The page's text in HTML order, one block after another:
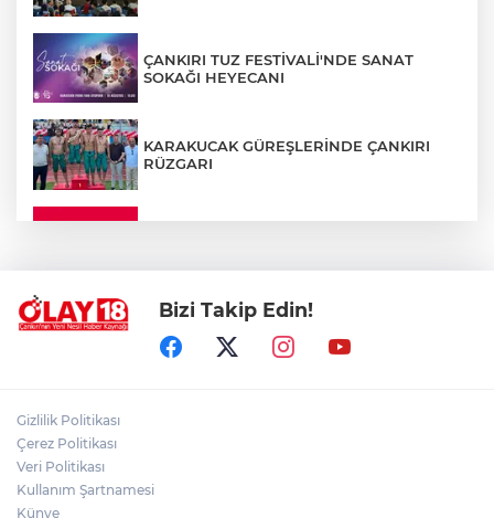
ÇANKIRI TUZ FESTİVALİ'NDE SANAT
SOKAĞI HEYECANI
KARAKUCAK GÜREŞLERİNDE ÇANKIRI
RÜZGARI
ADEM YAYLACI ELDİVAN'DA DUALARLA
TOPRAĞA VERİLDİ
ABD-İRAN HATTINDA YENİ KRİZ
Bizi Takip Edin!
Gizlilik Politikası
Çerez Politikası
Veri Politikası
Kullanım Şartnamesi
Künye